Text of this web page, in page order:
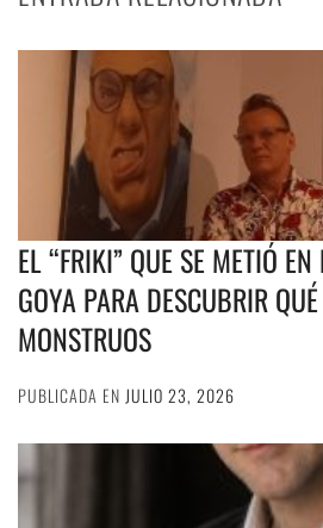
EL “FRIKI” QUE SE METIÓ
GOYA PARA DESCUBRIR
MONSTRUOS
PUBLICADA EN JULIO 23, 2026